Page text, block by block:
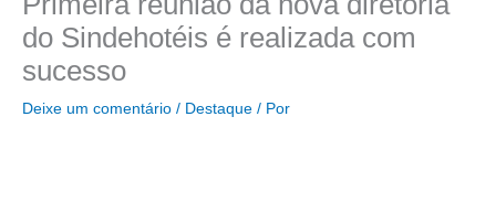
do Sindehotéis é realizada com
sucesso
Deixe um comentário / Destaque / Por